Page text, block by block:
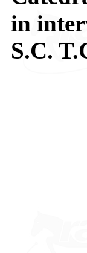
in
S.C.